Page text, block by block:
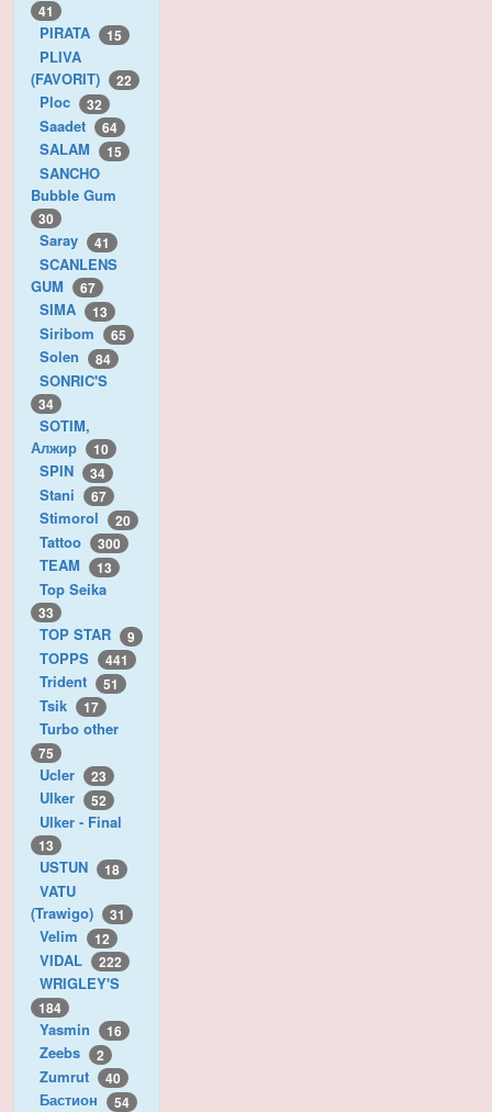
41
PIRATA 15
PLIVA
(FAVORIT)
22
Ploc 32
Saadet 64
SALAM 15
SANCHO
Bubble Gum
30
Saray 41
SCANLENS
GUM
67
SIMA 13
Siribom 65
Solen 84
SONRIC'S
34
SOTIM,
Алжир
10
SPIN 34
Stani 67
Stimorol 20
Tattoo 300
TEAM 13
Top Seika
33
TOP STAR 9
TOPPS 441
Trident 51
Tsik 17
Turbo other
75
Ucler 23
Ulker 52
Ulker - Final
13
USTUN 18
VATU
(Trawigo)
31
Velim 12
VIDAL 222
WRIGLEY'S
184
Yasmin 16
Zeebs 2
Zumrut 40
Бастион 54